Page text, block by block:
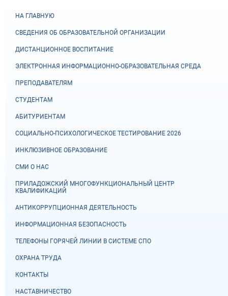
НА ГЛАВНУЮ
СВЕДЕНИЯ ОБ ОБРАЗОВАТЕЛЬНОЙ ОРГАНИЗАЦИИ
ДИСТАНЦИОННОЕ ВОСПИТАНИЕ
ЭЛЕКТРОННАЯ ИНФОРМАЦИОННО-ОБРАЗОВАТЕЛЬНАЯ СРЕДА
ПРЕПОДАВАТЕЛЯМ
СТУДЕНТАМ
АБИТУРИЕНТАМ
СОЦИАЛЬНО-ПСИХОЛОГИЧЕСКОЕ ТЕСТИРОВАНИЕ 2026
ИНКЛЮЗИВНОЕ ОБРАЗОВАНИЕ
СМИ О НАС
ПРИЛАДОЖСКИЙ МНОГОФУНКЦИОНАЛЬНЫЙ ЦЕНТР
КВАЛИФИКАЦИЙ
АНТИКОРРУПЦИОННАЯ ДЕЯТЕЛЬНОСТЬ
ИНФОРМАЦИОННАЯ БЕЗОПАСНОСТЬ
ТЕЛЕФОНЫ ГОРЯЧЕЙ ЛИНИИ В СИСТЕМЕ СПО
ОХРАНА ТРУДА
КОНТАКТЫ
НАСТАВНИЧЕСТВО